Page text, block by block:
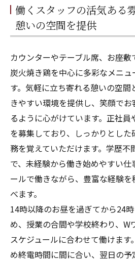
働くスタッフの活気ある
憩いの空間を提供
カウンターやテーブル席、お座
炭火焼き鶏を中心に多彩なメニ
す。気軽に立ち寄れる憩いの空
きやすい環境を提供し、笑顔で
るように心がけています。正社
を募集しており、しっかりとし
務を覚えていただけます。学歴不
で、未経験から働き始めやすい
ールで働きながら、豊富な経験
べます。
14時以降のお昼を過ぎてから24
め、授業の合間や学校終わり、
スケジュールに合わせて働けます
め終電時間に間に合い、翌日の予